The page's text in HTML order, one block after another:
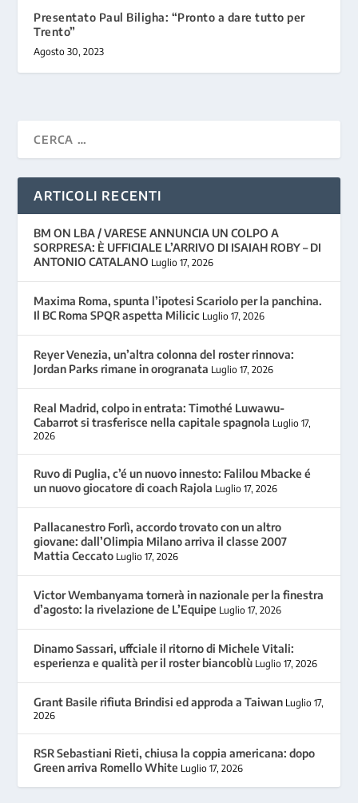
Presentato Paul Biligha: “Pronto a dare tutto per
Trento”
Agosto 30, 2023
ARTICOLI RECENTI
BM ON LBA / VARESE ANNUNCIA UN COLPO A
SORPRESA: È UFFICIALE L’ARRIVO DI ISAIAH ROBY – DI
ANTONIO CATALANO Luglio 17, 2026
Maxima Roma, spunta l’ipotesi Scariolo per la panchina.
Il BC Roma SPQR aspetta Milicic Luglio 17, 2026
Reyer Venezia, un’altra colonna del roster rinnova:
Jordan Parks rimane in orogranata Luglio 17, 2026
Real Madrid, colpo in entrata: Timothé Luwawu-
Cabarrot si trasferisce nella capitale spagnola Luglio 17,
2026
Ruvo di Puglia, c’é un nuovo innesto: Falilou Mbacke é
un nuovo giocatore di coach Rajola Luglio 17, 2026
Pallacanestro Forlì, accordo trovato con un altro
giovane: dall’Olimpia Milano arriva il classe 2007
Mattia Ceccato Luglio 17, 2026
Victor Wembanyama tornerà in nazionale per la finestra
d’agosto: la rivelazione de L’Equipe Luglio 17, 2026
Dinamo Sassari, uffciale il ritorno di Michele Vitali:
esperienza e qualità per il roster biancoblù Luglio 17, 2026
Grant Basile rifiuta Brindisi ed approda a Taiwan Luglio 17,
2026
RSR Sebastiani Rieti, chiusa la coppia americana: dopo
Green arriva Romello White Luglio 17, 2026